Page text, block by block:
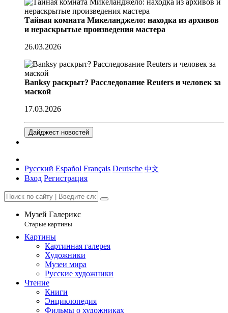
Тайная комната Микеланджело: находка из архивов
и нераскрытые произведения мастера
26.03.2026
Banksy раскрыт? Расследование Reuters и человек за
маской
17.03.2026
Дайджест новостей
Русский Español Français Deutsche 中文
Вход Регистрация
Музей Галерикс
Старые картины
Картины
Картинная галерея
Художники
Музеи мира
Русские художники
Чтение
Книги
Энциклопедия
Фильмы о художниках